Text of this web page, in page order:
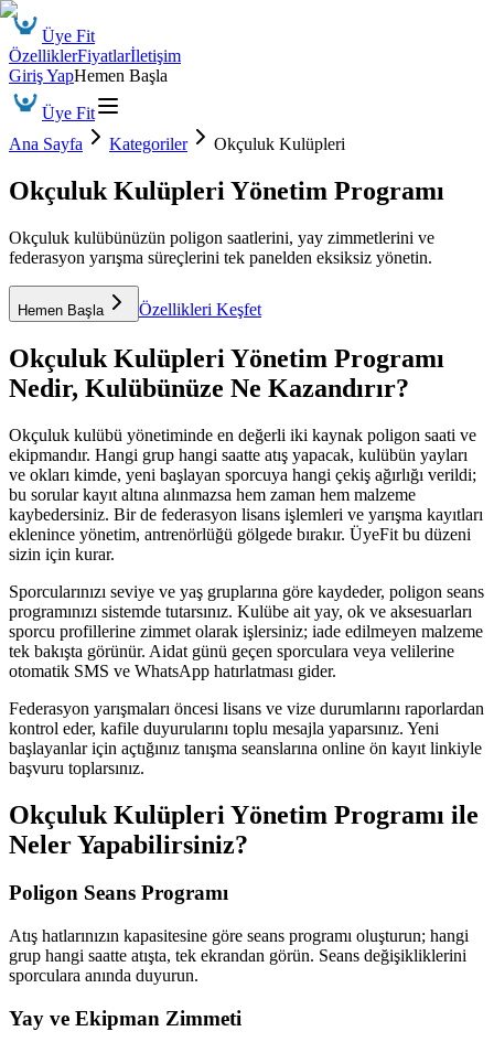
Üye Fit
ÖzelliklerFiyatlarİletişim
Giriş YapHemen Başla
Üye Fit
Ana Sayfa
Kategoriler Okçuluk Kulüpleri
Okçuluk Kulüpleri Yönetim Programı
Okçuluk kulübünüzün poligon saatlerini, yay zimmetlerini ve
federasyon yarışma süreçlerini tek panelden eksiksiz yönetin.
Hemen Başla Özellikleri Keşfet
Okçuluk Kulüpleri Yönetim Programı
Nedir, Kulübünüze Ne Kazandırır?
Okçuluk kulübü yönetiminde en değerli iki kaynak poligon saati ve
ekipmandır. Hangi grup hangi saatte atış yapacak, kulübün yayları
ve okları kimde, yeni başlayan sporcuya hangi çekiş ağırlığı verildi;
bu sorular kayıt altına alınmazsa hem zaman hem malzeme
kaybedersiniz. Bir de federasyon lisans işlemleri ve yarışma kayıtları
eklenince yönetim, antrenörlüğü gölgede bırakır. ÜyeFit bu düzeni
sizin için kurar.
Sporcularınızı seviye ve yaş gruplarına göre kaydeder, poligon seans
programınızı sistemde tutarsınız. Kulübe ait yay, ok ve aksesuarları
sporcu profillerine zimmet olarak işlersiniz; iade edilmeyen malzeme
tek bakışta görünür. Aidat günü geçen sporculara veya velilerine
otomatik SMS ve WhatsApp hatırlatması gider.
Federasyon yarışmaları öncesi lisans ve vize durumlarını raporlardan
kontrol eder, kafile duyurularını toplu mesajla yaparsınız. Yeni
başlayanlar için açtığınız tanışma seanslarına online ön kayıt linkiyle
başvuru toplarsınız.
Okçuluk Kulüpleri Yönetim Programı ile
Neler Yapabilirsiniz?
Poligon Seans Programı
Atış hatlarınızın kapasitesine göre seans programı oluşturun; hangi
grup hangi saatte atışta, tek ekrandan görün. Seans değişikliklerini
sporculara anında duyurun.
Yay ve Ekipman Zimmeti